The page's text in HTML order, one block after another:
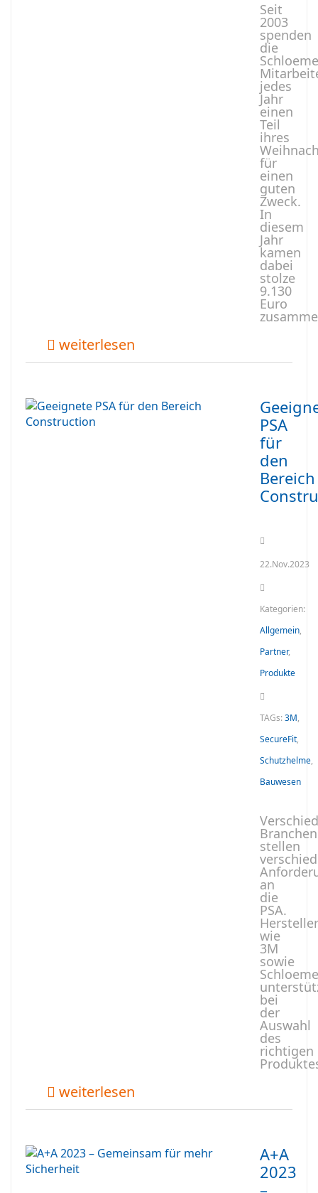
Seit
2003
spenden
die
jedes
Jahr
einen
Teil
ihres
für
einen
guten
Zweck.
In
diesem
Jahr
kamen
dabei
stolze
9.130
Euro
weiterlesen
PSA
für
den
Bereich
22.Nov.2023
Kategorien:
Allgemein,
Partner,
Produkte
TAGs:3M,
SecureFit,
Schutzhelme,
Bauwesen
Branchen
stellen
an
die
PSA.
Hersteller
wie
3M
sowie
bei
der
Auswahl
des
richtigen
weiterlesen
A+A
2023